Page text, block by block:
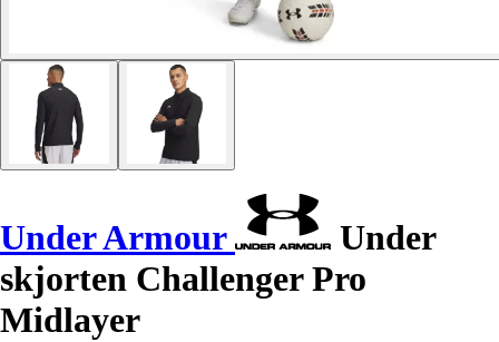
Under Armour
Under
skjorten Challenger Pro
Midlayer